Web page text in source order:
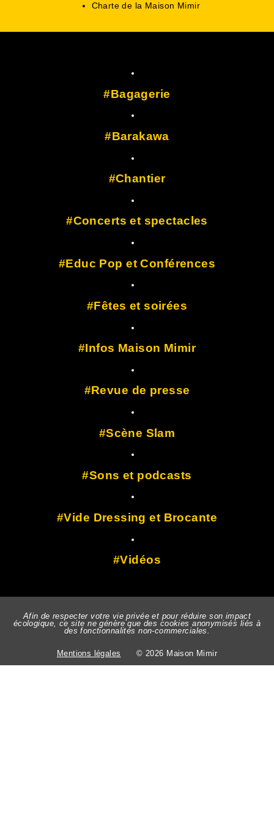
Charte de la Maison Mimir
Bagagerie
Barakawa
Chantier
Concerts et spectacles
Educ Pop et Conférences
Fêtes et soirées
Infos Maison Mimir
Revue de presse
Scène Slam
Sons et podcasts
Vide Dressing et Brocante
Vidéos
Afin de respecter votre vie privée et pour réduire son impact
écologique, ce site ne génère que des cookies anonymisés liés à
des fonctionnalités non-commerciales.
Mentions légales © 2026 Maison Mimir